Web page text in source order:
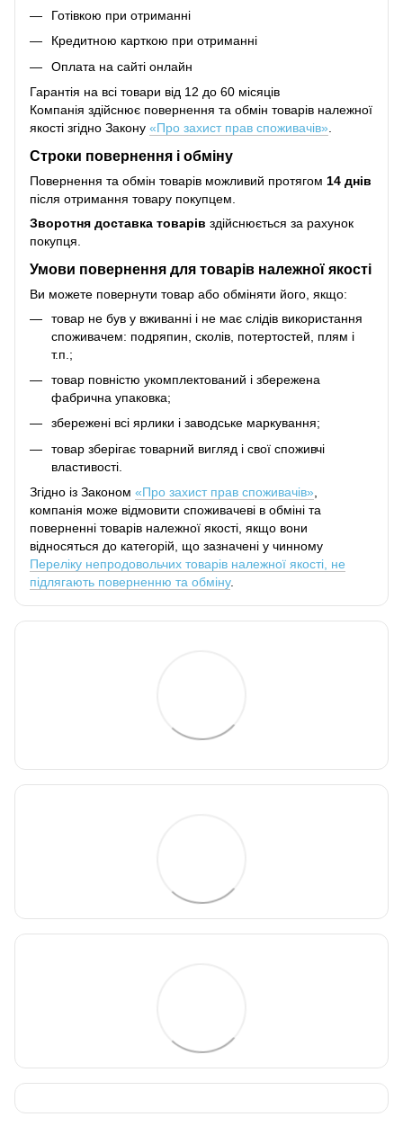
Готівкою при отриманні
Кредитною карткою при отриманні
Оплата на сайті онлайн
Гарантія на всі товари від 12 до 60 місяців
Компанія здійснює повернення та обмін товарів належної
якості згідно Закону «Про захист прав споживачів»
Строки повернення і обміну
Повернення та обмін товарів можливий протягом 14 днів
після отримання товару покупцем.
Зворотня доставка товарів здійснюється за рахунок
покупця.
Умови повернення для товарів належної якості
Ви можете повернути товар або обміняти його, якщо:
товар не був у вживанні і не має слідів використання
споживачем: подряпин, сколів, потертостей, плям і
т.п.;
товар повністю укомплектований і збережена
фабрична упаковка;
збережені всі ярлики і заводське маркування;
товар зберігає товарний вигляд і свої споживчі
властивості.
Згідно із Законом «Про захист прав споживачів»
компанія може відмовити споживачеві в обміні та
поверненні товарів належної якості, якщо вони
відносяться до категорій, що зазначені у чинному
Переліку непродовольчих товарів належної якості, не
підлягають поверненню та обміну.